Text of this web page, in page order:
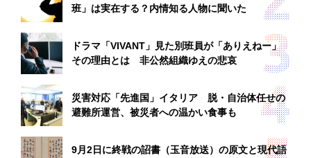
班」は実在する？内情知る人物に聞いた
ドラマ「VIVANT」見た別班員が「ありえねー」
その理由とは 非公然組織ゆえの悲哀
災害対応「先進国」イタリア 脱・自治体任せの
避難所運営、被災者への温かい食事も
9月2日に終戦の詔書（玉音放送）の原文と現代語